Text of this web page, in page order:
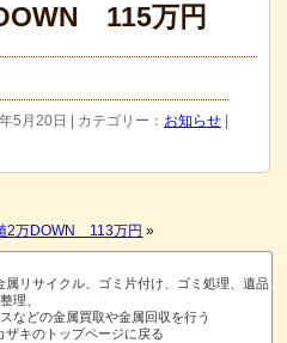
115万円
5月20日 | カテゴリー： お知らせ|
2万DOWN 113万円 »
リサイクル、ゴミ片付け、ゴミ処理、遺品
整理、
などの金属買取や金属回収を行う
ザキのトップページに戻る